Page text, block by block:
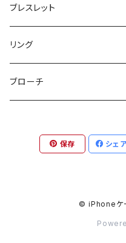
トートバッグ
パスケース
ミラー
ハンドタオル
シュシュット
キープスタイラー
ヘアピン
ヘアクリップ
ピアス
イヤリング
セットピアス
イヤーカフ
ブレスレット
リング
ブローチ
保存 シェ
© iPhoneケ